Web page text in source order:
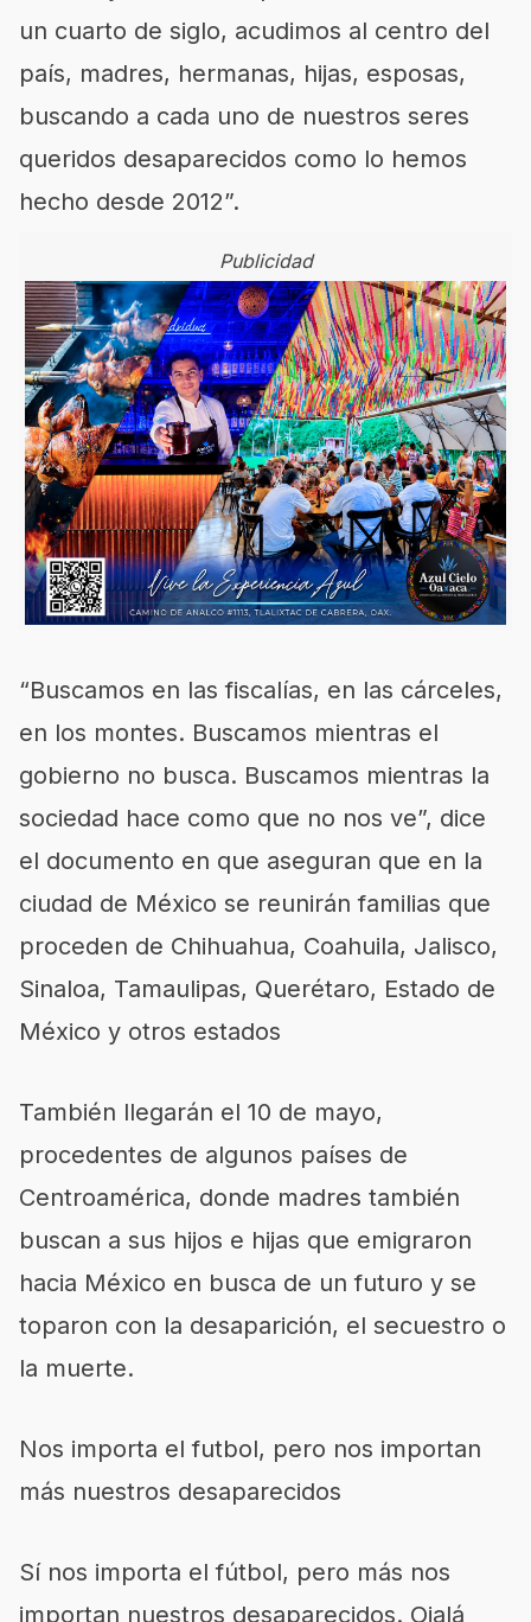
un cuarto de siglo, acudimos al centro del
país, madres, hermanas, hijas, esposas,
buscando a cada uno de nuestros seres
queridos desaparecidos como lo hemos
hecho desde 2012”.
Publicidad
“Buscamos en las fiscalías, en las cárceles,
en los montes. Buscamos mientras el
gobierno no busca. Buscamos mientras la
sociedad hace como que no nos ve”, dice
el documento en que aseguran que en la
ciudad de México se reunirán familias que
proceden de Chihuahua, Coahuila, Jalisco,
Sinaloa, Tamaulipas, Querétaro, Estado de
México y otros estados
También llegarán el 10 de mayo,
procedentes de algunos países de
Centroamérica, donde madres también
buscan a sus hijos e hijas que emigraron
hacia México en busca de un futuro y se
toparon con la desaparición, el secuestro o
la muerte.
Nos importa el futbol, pero nos importan
más nuestros desaparecidos
Sí nos importa el fútbol, pero más nos
importan nuestros desaparecidos. Ojalá